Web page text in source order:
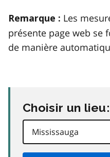
Remarque : Les
présente page web se
de manière
Choisir un lieu: